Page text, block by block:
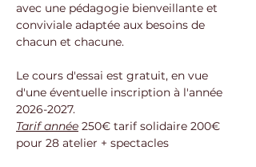
avec une pédagogie bienveillante et
conviviale adaptée aux besoins de
chacun et chacune.
Le cours d'essai est gratuit, en vue
d'une éventuelle inscription à l'année
2026-2027.
Tarif année 250€ tarif solidaire 200€
pour 28 atelier + spectacles